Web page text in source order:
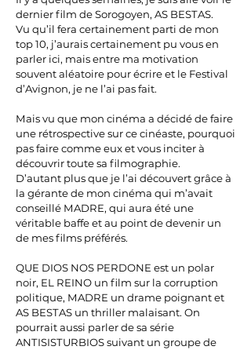
dernier film de Sorogoyen, AS BESTAS.
Vu qu’il fera certainement parti de mon
top 10, j’aurais certainement pu vous en
parler ici, mais entre ma motivation
souvent aléatoire pour écrire et le Festival
d’Avignon, je ne l’ai pas fait.
Mais vu que mon cinéma a décidé de faire
une rétrospective sur ce cinéaste, pourquoi
pas faire comme eux et vous inciter à
découvrir toute sa filmographie.
D’autant plus que je l’ai découvert grâce à
la gérante de mon cinéma qui m’avait
conseillé MADRE, qui aura été une
véritable baffe et au point de devenir un
de mes films préférés.
QUE DIOS NOS PERDONE est un polar
noir, EL REINO un film sur la corruption
politique, MADRE un drame poignant et
AS BESTAS un thriller malaisant. On
pourrait aussi parler de sa série
ANTISISTURBIOS suivant un groupe de